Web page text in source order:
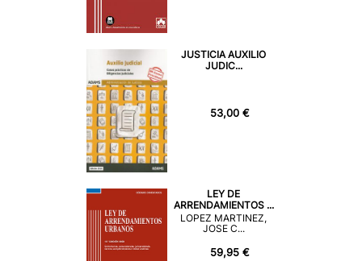
JUSTICIA AUXILIO
JUDIC...
53,00 €
LEY DE
ARRENDAMIENTOS ...
LOPEZ MARTINEZ,
JOSE C...
59,95 €